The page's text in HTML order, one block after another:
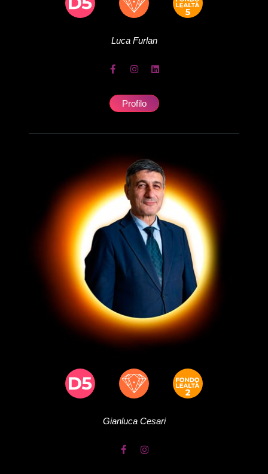
LucaFurlan
Profilo
GianlucaCesari